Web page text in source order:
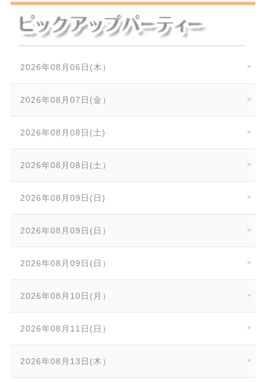
2026年08月06日(木）
2026年08月07日(金）
2026年08月08日(土)
2026年08月08日(土）
2026年08月09日(日)
2026年08月09日(日）
2026年08月09日(日）
2026年08月10日(月）
2026年08月11日(日）
2026年08月13日(木）